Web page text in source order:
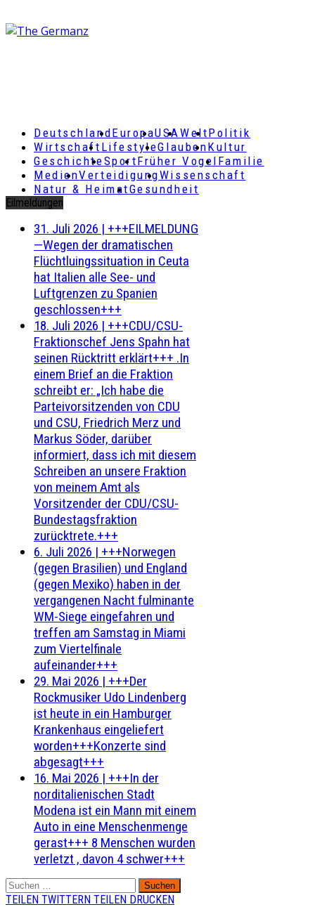
DeutschlandEuropaUSAWeltPolitik
Wirtschaft LifestyleGlaubenKultur
GeschichteSportFrüher Vogel Familie
MedienVerteidigungWissenschaft
Natur & HeimatGesundheit
Eilmeldungen
31. Juli 2026 | +++EILMELDUNG
—Wegen der dramatischen
Flüchtluingssituation in Ceuta
hat Italien alle See- und
Luftgrenzen zu Spanien
geschlossen+++
18. Juli 2026 | +++CDU/CSU-
Fraktionschef Jens Spahn hat
seinen Rücktritt erklärt+++ .In
einem Brief an die Fraktion
schreibt er: „Ich habe die
Parteivorsitzenden von CDU
und CSU, Friedrich Merz und
Markus Söder, darüber
informiert, dass ich mit diesem
Schreiben an unsere Fraktion
von meinem Amt als
Vorsitzender der CDU/CSU-
Bundestagsfraktion
zurücktrete.+++
6. Juli 2026 | +++Norwegen
(gegen Brasilien) und England
(gegen Mexiko) haben in der
vergangenen Nacht fulminante
WM-Siege eingefahren und
treffen am Samstag in Miami
zum Viertelfinale
aufeinander+++
29. Mai 2026 | +++Der
Rockmusiker Udo Lindenberg
ist heute in ein Hamburger
Krankenhaus eingeliefert
worden+++Konzerte sind
abgesagt+++
16. Mai 2026 | +++In der
norditalienischen Stadt
Modena ist ein Mann mit einem
Auto in eine Menschenmenge
gerast+++ 8 Menschen wurden
verletzt , davon 4 schwer+++
Suchen
nach:
TEILEN TWITTERN TEILEN DRUCKEN